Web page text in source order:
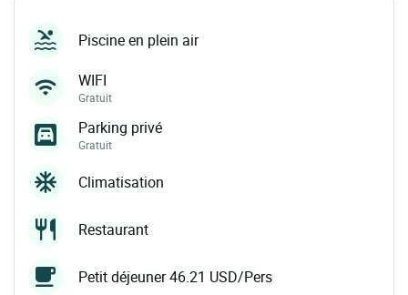
Piscine en plein air
WIFI
Gratuit
Parking privé
Gratuit
Climatisation
Restaurant
Petit déjeuner 46.21 USD/Pers